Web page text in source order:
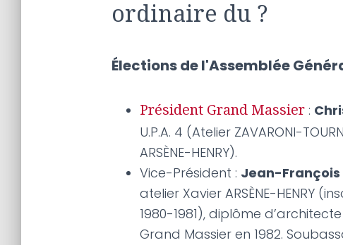
ordinaire du ?
Élections de l'Assemblée
Président Grand Massier:
U.P.A. 4 (Atelier ZAVARONI-
ARSÈNE-HENRY).
Vice-Président : Jean-François
atelier Xavier ARSÈNE-HENRY
1980-1981), diplôme
Grand Massier en 1982.